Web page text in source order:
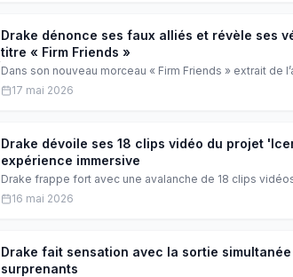
Drake dénonce ses faux alliés et révèle ses
titre « Firm Friends »
Dans son nouveau morceau « Firm Friends » extrait de
prend à ceux qui l'ont abandonné lors de son clash
liste poignante de ses vrais soutiens. Un coup de
17 mai 2026
Drake dévoile ses 18 clips vidéo du projet
expérience immersive
Drake frappe fort avec une avalanche de 18 clips
triptyque musical 'Iceman'. Une première qui transforme
inédit, réunissant toute sa créativité en un seul lieu.
16 mai 2026
Drake fait sensation avec la sortie
surprenants